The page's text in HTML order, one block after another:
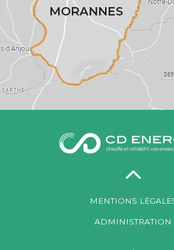
MENTIONS
ADMINISTRATION